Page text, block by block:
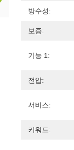
방수성:
보증:
기능 1:
전압:
서비스:
키워드: